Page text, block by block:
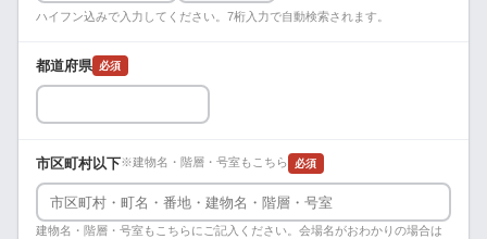
ハイフン込みで入力してください。7桁入力で自動検索されます。
都道府県 必須
市区町村以下※建物名・階層・号室もこちら 必須
建物名・階層・号室もこちらにご記入ください。会場名がおわかりの場合は